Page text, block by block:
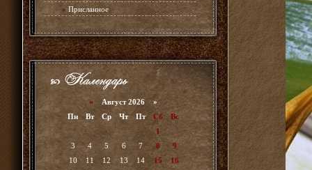
» Присланное
« Август 2026 »
Пн
Вт Ср Чт Пт Сб
Вс
1
2
3
4 5 6 7 8
9
10
11 12 13 14 15
16